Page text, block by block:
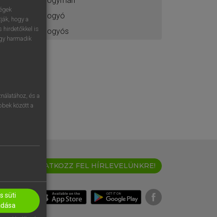
bogyó
bogyós
IRATKOZZ FEL HÍRLEVELÜNKRE!
hogy a
hirdetőkkel is
harmadik
és a
között a
süti